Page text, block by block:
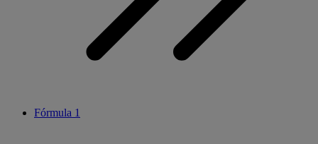
Fórmula 1